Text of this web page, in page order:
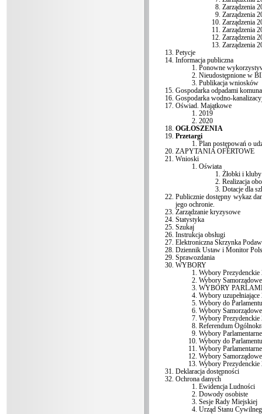
Zarządzenia
Zarządzenia
Zarządzenia
Zarządzenia
Zarządzenia
Zarządzenia
Petycje
Informacja publiczna
Ponowne
Nieudostępnione w
Publikacja wniosków
Gospodarka odpadami
Gospodarka wodno-
Oświad. Majątkowe
2019
2020
OGŁOSZENIA
Przetargi
Plan postępowań o
ZAPYTANIA OFERTOWE
Wnioski
Oświata
Żłobki i kluby
Realizacja
Dotacje dla
Publicznie dostępny wykaz
jego ochronie.
Zarządzanie kryzysowe
Statystyka
Szukaj
Instrukcja obsługi
Elektroniczna Skrzynka
Dziennik Ustaw i Monitor
Sprawozdania
WYBORY
Wybory Prezydenckie
Wybory
WYBORY
Wybory uzupełniające
Wybory do
Wybory
Wybory Prezydenckie
Referendum
Wybory
Wybory do
Wybory
Wybory
Wybory Prezydenckie
Deklaracja dostępności
Ochrona danych
Ewidencja Ludności
Dowody osobiste
Sesje Rady Miejskiej
Urząd Stanu